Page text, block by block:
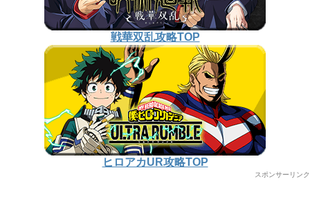
戦華双乱攻略TOP
ヒロアカUR攻略TOP
スポンサーリンク